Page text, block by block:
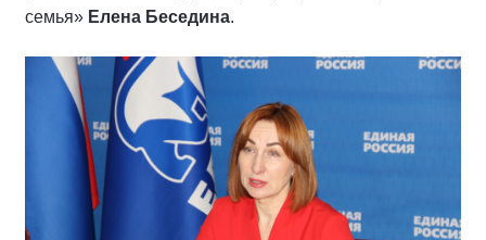
семья» Елена Беседина.